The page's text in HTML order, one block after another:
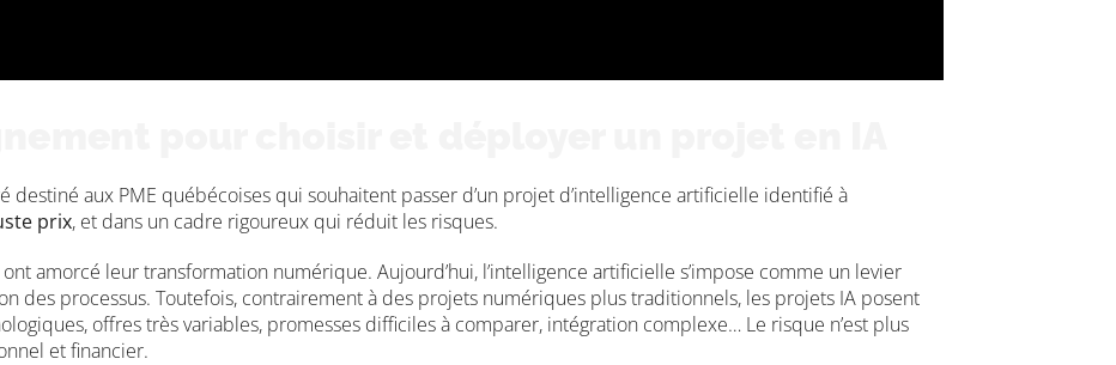
destiné aux PME québécoises qui souhaitent passer d’un projet d’intelligence artificielle identifié à
prix, et dans un cadre rigoureux qui réduit les risques.
amorcé leur transformation numérique. Aujourd’hui, l’intelligence artificielle s’impose comme un levier
des processus. Toutefois, contrairement à des projets numériques plus traditionnels, les projets IA posent
offres très variables, promesses difficiles à comparer, intégration complexe… Le risque n’est plus
et financier.